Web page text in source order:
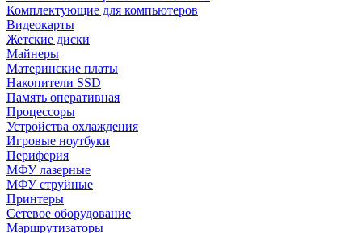
Комплектующие для компьютеров
Видеокарты
Жетские диски
Майнеры
Материнские платы
Накопители SSD
Память оперативная
Процессоры
Устройства охлаждения
Игровые ноутбуки
Периферия
МФУ лазерные
МФУ струйные
Принтеры
Сетевое оборудование
Маршрутизаторы